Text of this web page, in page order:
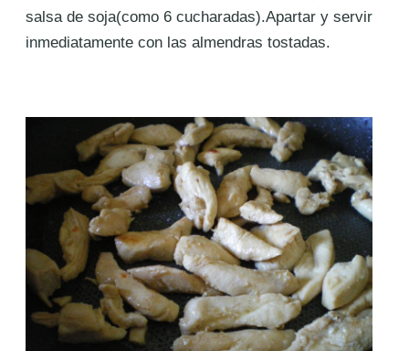
salsa de soja(como 6 cucharadas).Apartar y servir
inmediatamente con las almendras tostadas.